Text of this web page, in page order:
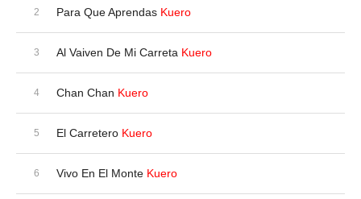
Para Que Aprendas Kuero
Al Vaiven De Mi Carreta Kuero
Chan Chan Kuero
El Carretero Kuero
Vivo En El Monte Kuero